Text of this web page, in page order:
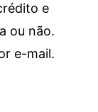
e
ou não.
e-mail.